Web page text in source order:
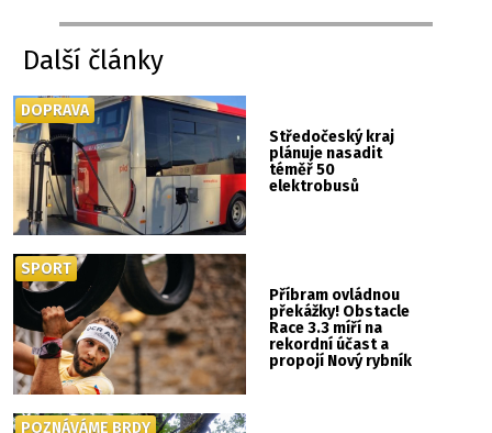
Další články
Středočeský kraj
plánuje nasadit
téměř 50
elektrobusů
DOPRAVA
Příbram ovládnou
překážky! Obstacle
Race 3.3 míří na
rekordní účast a
propojí Nový rybník
SPORT
POZNÁVÁME BRDY